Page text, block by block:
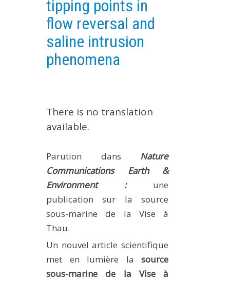
GEOGRAPHIC LOCATIONS
CURRENT PROJECTS
COMPLETED PROJECTS
UMR NETWORKS
MASTER
ENGINEERING
DOCTORAL TRAINING
THESES IN PROGRESS
PRODUCTION
METHODS AND TOOLS
SOFTWARE
PUBLICATIONS SUR HAL
tipping points in
flow reversal and
saline intrusion
phenomena
There is no translation
available.
Parution dans Nature
Communications Earth &
Environment : une
publication sur la source
sous-marine de la Vise à
Thau.
Un nouvel article scientifique
met en lumière la source
sous-marine de la Vise à